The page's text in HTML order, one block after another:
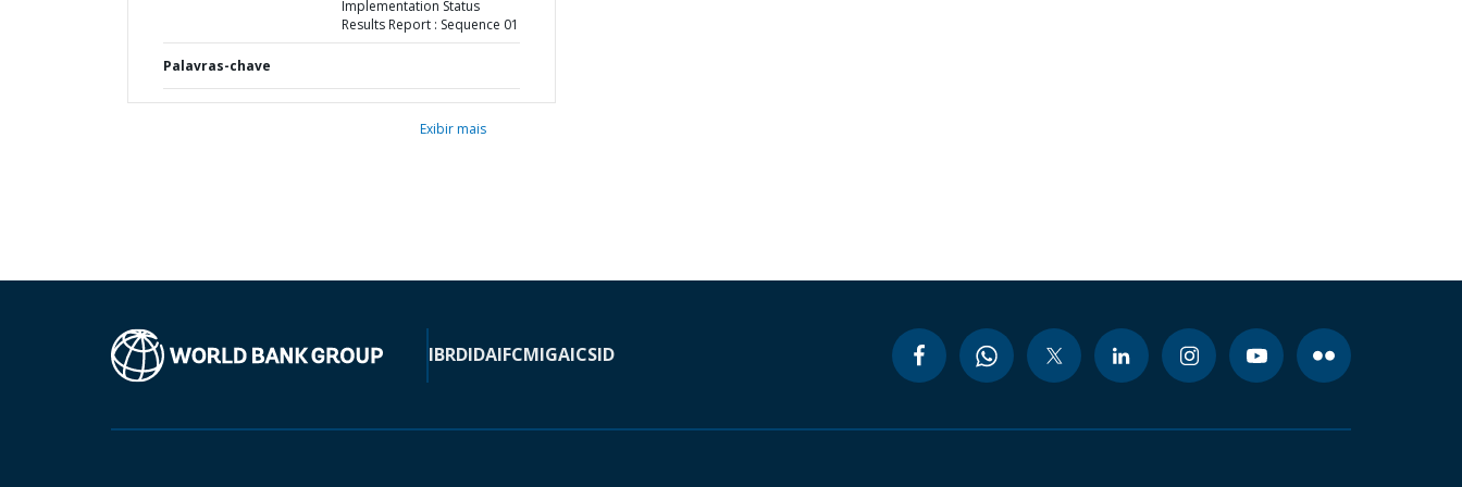
Implementation Status
Results Report : Sequence 01
Palavras-chave
Exibir mais
IBRDIDAIFCMIGAICSID